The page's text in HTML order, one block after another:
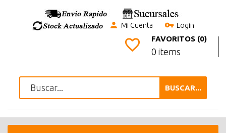
Mi Cuenta Login
FAVORITOS (0)
0 items
BUSCAR...